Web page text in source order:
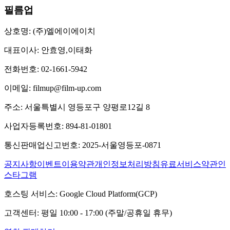
필름업
상호명: (주)엘에이에이치
대표이사: 안효영,이태화
전화번호: 02-1661-5942
이메일: filmup@film-up.com
주소: 서울특별시 영등포구 양평로12길 8
사업자등록번호: 894-81-01801
통신판매업신고번호: 2025-서울영등포-0871
공지사항이벤트이용약관개인정보처리방침유료서비스약관인
스타그램
호스팅 서비스: Google Cloud Platform(GCP)
고객센터: 평일 10:00 - 17:00 (주말/공휴일 휴무)